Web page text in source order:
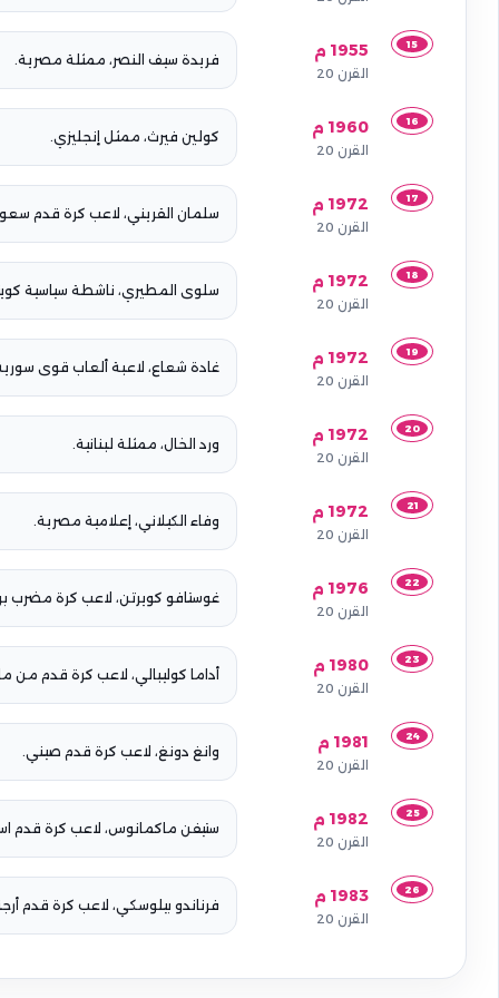
15 1955 م
القرن 20
فريدة سيف النصر، ممثلة مصرية.
16 1960 م
القرن 20
كولين فيرث، ممثل إنجليزي.
17 1972 م
القرن 20
سلمان القريني، لاعب كرة قدم
18 1972 م
القرن 20
سلوى المطيري، ناشطة سياسية
19 1972 م
القرن 20
غادة شعاع، لاعبة ألعاب قوى
20 1972 م
القرن 20
ورد الخال، ممثلة لبنانية.
21 1972 م
القرن 20
وفاء الكيلاني، إعلامية مصرية.
22 1976 م
القرن 20
غوستافو كويرتن، لاعب كرة مضرب
23 1980 م
القرن 20
أداما كوليبالي، لاعب كرة قدم من
24 1981 م
القرن 20
وانغ دونغ، لاعب كرة قدم صيني.
25 1982 م
القرن 20
ستيفن ماكمانوس، لاعب كرة قدم
26 1983 م
القرن 20
فرناندو بيلوسكي، لاعب كرة قدم